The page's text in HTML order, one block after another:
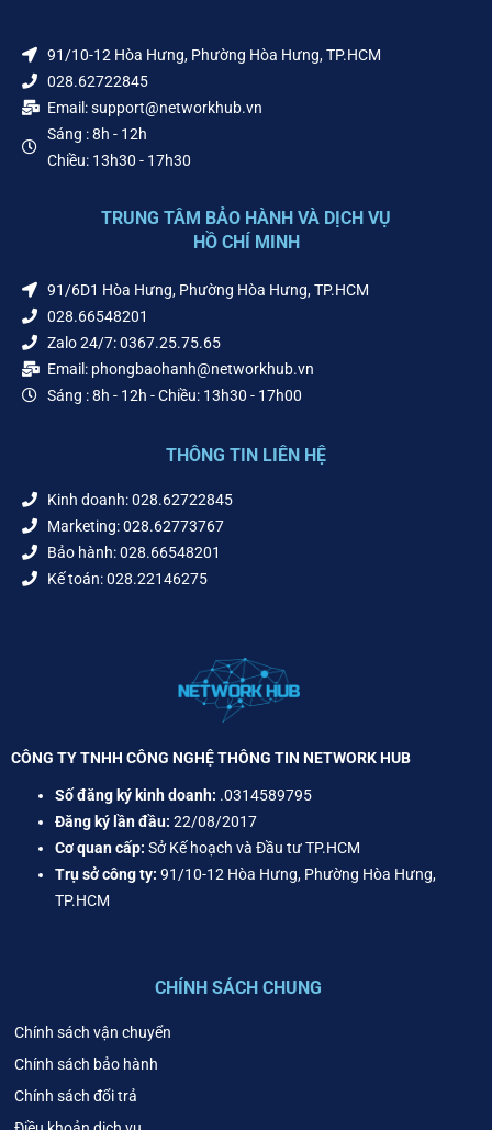
91/10-12 Hòa Hưng, Phường Hòa Hưng, TP.HCM
028.62722845
Email: support@networkhub.vn
Sáng : 8h - 12h
Chiều: 13h30 - 17h30
TRUNG TÂM BẢO HÀNH VÀ DỊCH VỤ
HỒ CHÍ MINH
91/6D1 Hòa Hưng, Phường Hòa Hưng, TP.HCM
028.66548201
Zalo 24/7: 0367.25.75.65
Email: phongbaohanh@networkhub.vn
Sáng : 8h - 12h - Chiều: 13h30 - 17h00
THÔNG TIN LIÊN HỆ
Kinh doanh: 028.62722845
Marketing: 028.62773767
Bảo hành: 028.66548201
Kế toán: 028.22146275
CÔNG TY TNHH CÔNG NGHỆ THÔNG TIN NETWORK HUB
Số đăng ký kinh doanh: .0314589795
Đăng ký lần đầu: 22/08/2017
Cơ quan cấp: Sở Kế hoạch và Đầu tư TP.HCM
Trụ sở công ty: 91/10-12 Hòa Hưng, Phường Hòa Hưng,
TP.HCM
CHÍNH SÁCH CHUNG
Chính sách vận chuyển
Chính sách bảo hành
Chính sách đổi trả